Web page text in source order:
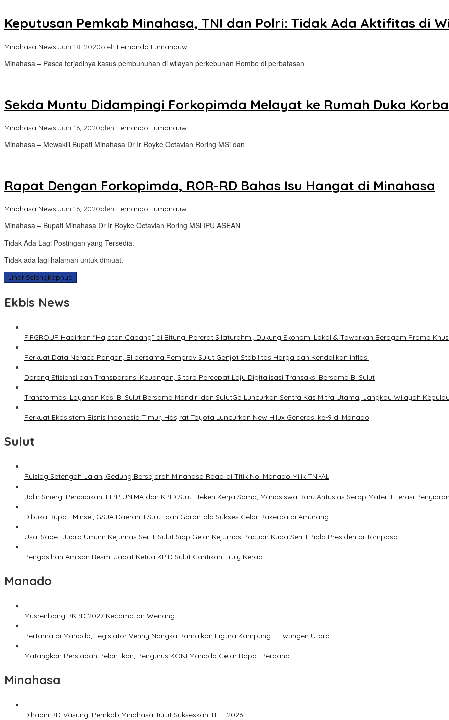
Keputusan Pemkab Minahasa, TNI dan Polri: Tidak Ada Aktifitas di
Minahasa News|Juni 18, 2020oleh Fernando Lumanauw
Minahasa – Pasca terjadinya kasus pembunuhan di wilayah perkebunan Rombe di perbatasan
Sekda Muntu Didampingi Forkopimda Melayat ke Rumah Duka
Minahasa News|Juni 16, 2020oleh Fernando Lumanauw
Minahasa – Mewakili Bupati Minahasa Dr Ir Royke Octavian Roring MSi dan
Rapat Dengan Forkopimda, ROR-RD Bahas Isu Hangat di Minahasa
Minahasa News|Juni 16, 2020oleh Fernando Lumanauw
Minahasa – Bupati Minahasa Dr Ir Royke Octavian Roring MSi IPU ASEAN
Tidak Ada Lagi Postingan yang Tersedia.
Tidak ada lagi halaman untuk dimuat.
Lihat Selengkapnya
Ekbis News
FIFGROUP Hadirkan “Hajatan Cabang” di Bitung: Pererat Silaturahmi, Dukung Ekonomi Lokal & Tawarkan Beragam Promo
Perkuat Data Neraca Pangan, BI bersama Pemprov Sulut Genjot Stabilitas Harga dan Kendalikan Inflasi
Dorong Efisiensi dan Transparansi Keuangan, Sitaro Percepat Laju Digitalisasi Transaksi Bersama BI Sulut
Transformasi Layanan Kas: BI Sulut Bersama Mandiri dan SulutGo Luncurkan Sentra Kas Mitra Utama, Jangkau Wilayah
Perkuat Ekosistem Bisnis Indonesia Timur, Hasjrat Toyota Luncurkan New Hilux Generasi ke-9 di Manado
Sulut
Ruislag Setengah Jalan, Gedung Bersejarah Minahasa Raad di Titik Nol Manado Milik TNI-AL
Jalin Sinergi Pendidikan, FIPP UNIMA dan KPID Sulut Teken Kerja Sama; Mahasiswa Baru Antusias Serap Materi Literasi Penyiaran
Dibuka Bupati Minsel, GSJA Daerah II Sulut dan Gorontalo Sukses Gelar Rakerda di Amurang
Usai Sabet Juara Umum Kejurnas Seri I, Sulut Siap Gelar Kejurnas Pacuan Kuda Seri II Piala Presiden di Tompaso
Pengasihan Amisan Resmi Jabat Ketua KPID Sulut Gantikan Truly Kerap
Manado
Musrenbang RKPD 2027 Kecamatan Wenang
Pertama di Manado, Legislator Venny Nangka Ramaikan Figura Kampung Titiwungen Utara
Matangkan Persiapan Pelantikan, Pengurus KONI Manado Gelar Rapat Perdana
Minahasa
Dihadiri RD-Vasung, Pemkab Minahasa Turut Sukseskan TIFF 2026